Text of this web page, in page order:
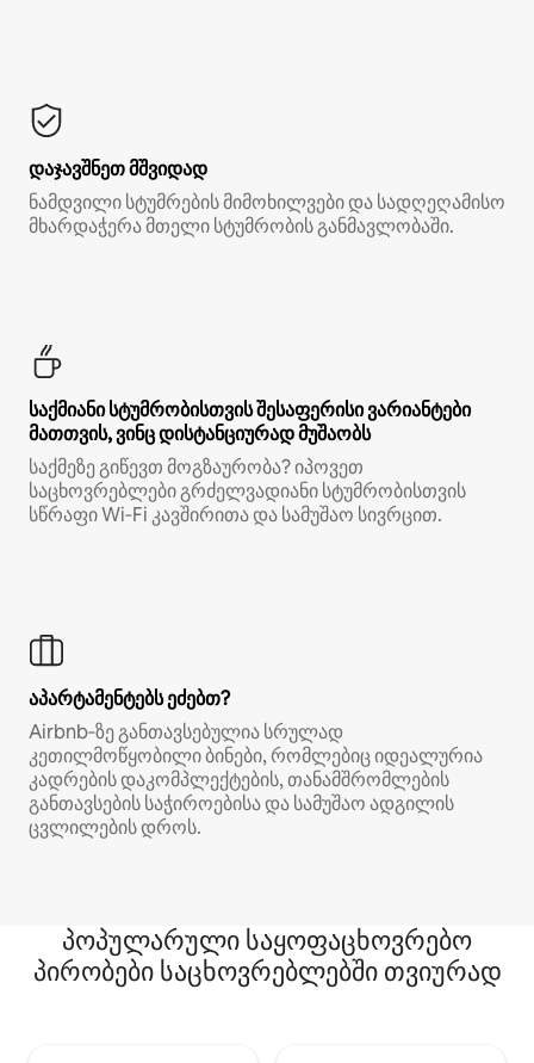
დაჯავშნეთ მშვიდად
ნამდვილი სტუმრების მიმოხილვები და სადღეღამისო
მხარდაჭერა მთელი სტუმრობის განმავლობაში.
საქმიანი სტუმრობისთვის შესაფერისი ვარიანტები
მათთვის, ვინც დისტანციურად მუშაობს
საქმეზე გიწევთ მოგზაურობა? იპოვეთ
საცხოვრებლები გრძელვადიანი სტუმრობისთვის
სწრაფი Wi‑Fi კავშირითა და სამუშაო სივრცით.
აპარტამენტებს ეძებთ?
Airbnb‑ზე განთავსებულია სრულად
კეთილმოწყობილი ბინები, რომლებიც იდეალურია
კადრების დაკომპლექტების, თანამშრომლების
განთავსების საჭიროებისა და სამუშაო ადგილის
ცვლილების დროს.
პოპულარული საყოფაცხოვრებო
პირობები საცხოვრებლებში თვიურად